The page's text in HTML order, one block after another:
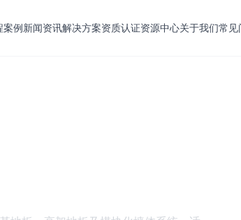
案例新闻资讯解决方案资质认证资源中心关于我们常见